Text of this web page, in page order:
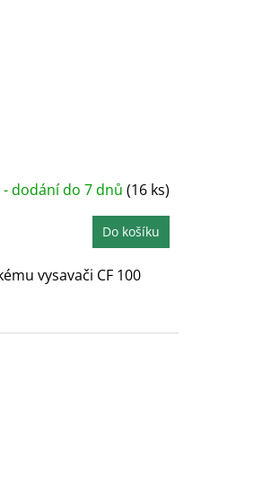
- dodání do 7 dnů (16 ks)
Do košíku
vysavači CF 100